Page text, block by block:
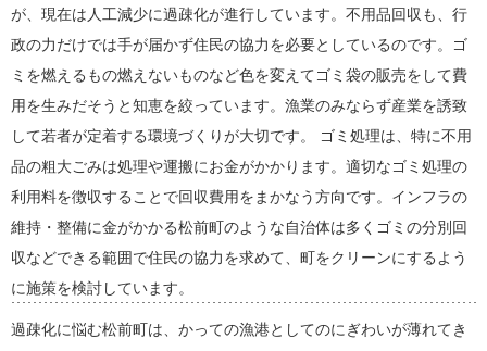
が、現在は人工減少に過疎化が進行しています。不用品回収も、行
政の力だけでは手が届かず住民の協力を必要としているのです。ゴ
ミを燃えるもの燃えないものなど色を変えてゴミ袋の販売をして費
用を生みだそうと知恵を絞っています。漁業のみならず産業を誘致
して若者が定着する環境づくりが大切です。 ゴミ処理は、特に不用
品の粗大ごみは処理や運搬にお金がかかります。適切なゴミ処理の
利用料を徴収することで回収費用をまかなう方向です。インフラの
維持・整備に金がかかる松前町のような自治体は多くゴミの分別回
収などできる範囲で住民の協力を求めて、町をクリーンにするよう
に施策を検討しています。
過疎化に悩む松前町は、かっての漁港としてのにぎわいが薄れてき